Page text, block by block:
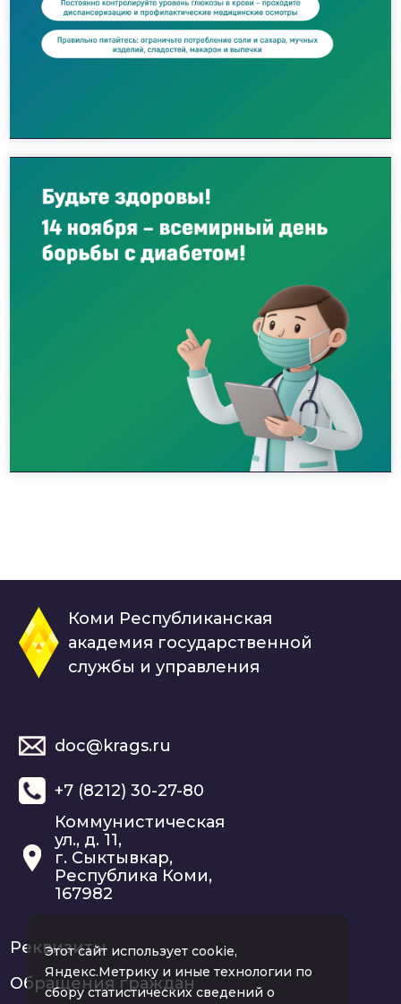
Коми Республиканская
академия государственной
службы и управления
doc@krags.ru
+7 (8212) 30-27-80
Коммунистическая
ул., д. 11,
г. Сыктывкар,
Республика Коми,
167982
Реквизиты
Обращения граждан
Этот сайт использует cookie,
Яндекс.Метрику и иные технологии по
сбору статистических сведений о